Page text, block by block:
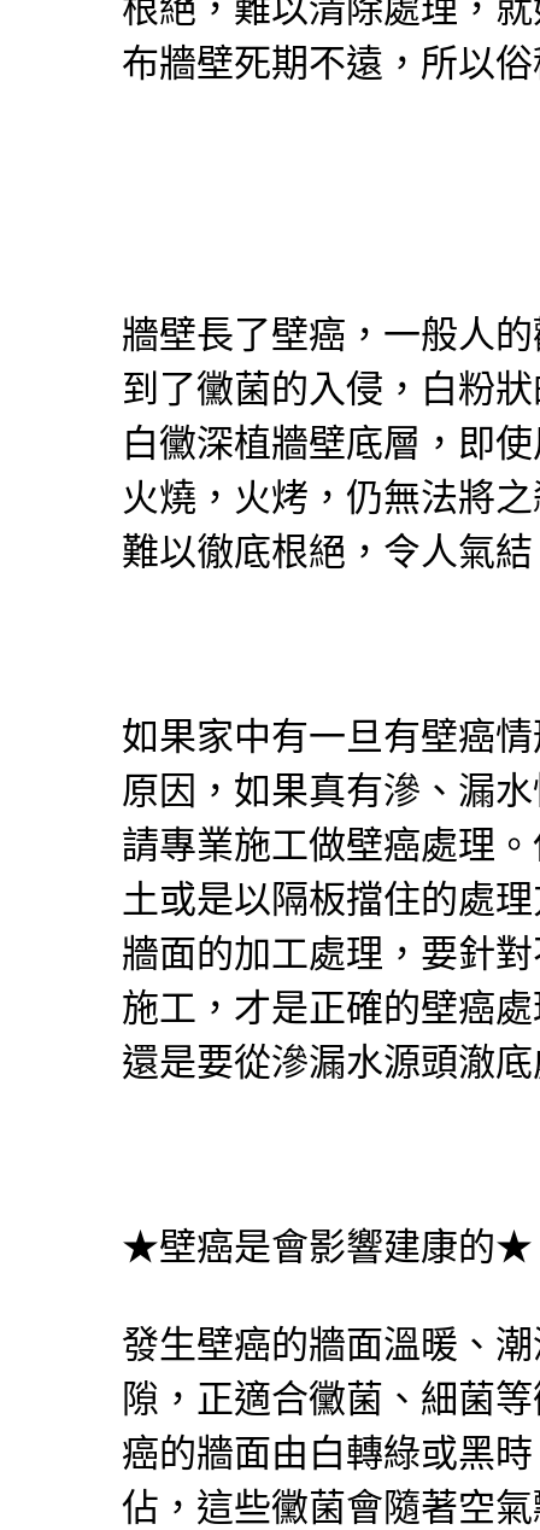
根絕，難以清除處理，
布牆壁死期不遠，所以
牆壁長了壁癌，一般人
到了黴菌的入侵，白粉
白黴深植牆壁底層，即
火燒，火烤，仍無法將
難以徹底根絕，令人氣
如果家中有一旦有壁癌
原因，如果真有滲、漏
請專業施工做壁癌處理
土或是以隔板擋住的處
牆面的加工處理，要針
施工，才是正確的壁癌
還是要從滲漏水源頭澈
★壁癌是會影響建康的★
發生壁癌的牆面溫暖、
隙，正適合黴菌、細菌
癌的牆面由白轉綠或黑
佔，這些黴菌會隨著空